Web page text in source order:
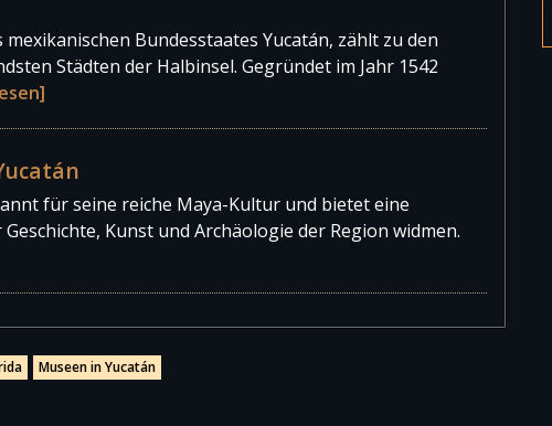
Bundesstaates Yucatán, zählt zu den
Städten der Halbinsel. Gegründet im Jahr 1542
für seine reiche Maya-Kultur und bietet eine
Kunst und Archäologie der Region widmen.
Museen in Yucatán